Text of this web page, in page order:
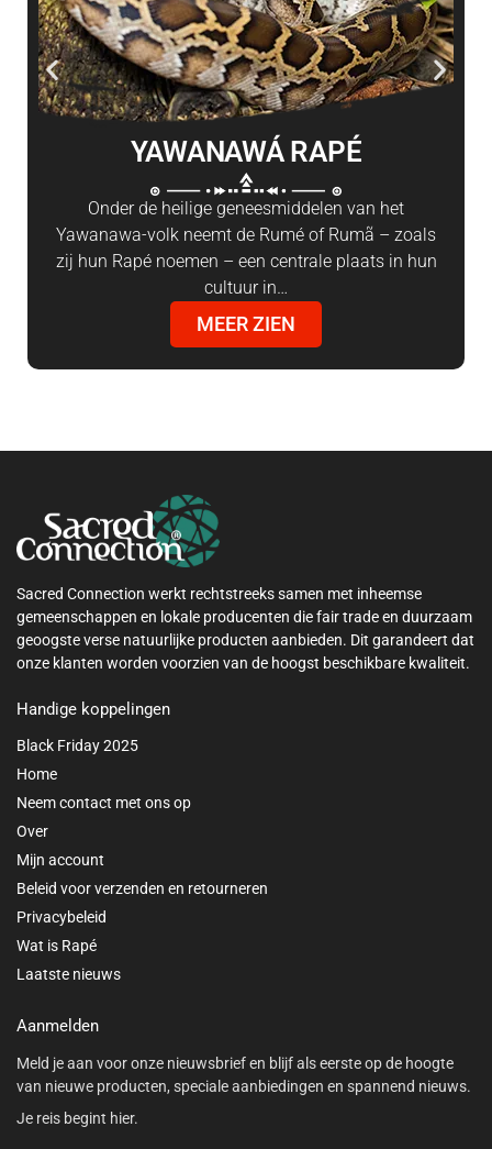
YAWANAWÁ RAPÉ
Onder de heilige geneesmiddelen van het
Yawanawa-volk neemt de Rumé of Rumã – zoals
zij hun Rapé noemen – een centrale plaats in hun
cultuur in…
MEER ZIEN
Sacred Connection werkt rechtstreeks samen met inheemse
gemeenschappen en lokale producenten die fair trade en duurzaam
geoogste verse natuurlijke producten aanbieden. Dit garandeert dat
onze klanten worden voorzien van de hoogst beschikbare kwaliteit.
Handige koppelingen
Black Friday 2025
Home
Neem contact met ons op
Over
Mijn account
Beleid voor verzenden en retourneren
Privacybeleid
Wat is Rapé
Laatste nieuws
Aanmelden
Meld je aan voor onze nieuwsbrief en blijf als eerste op de hoogte
van nieuwe producten, speciale aanbiedingen en spannend nieuws.
Je reis begint hier.